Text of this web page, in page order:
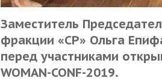
Заместитель
фракции «СР» Ольга
перед участниками
WOMAN-CONF-2019.